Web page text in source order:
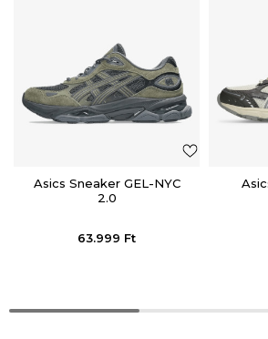
Asics Sneaker GEL-NYC
2.0
63.999 Ft